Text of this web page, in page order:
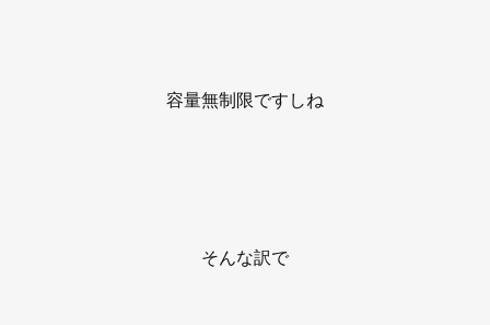
容量無制限ですしね
そんな訳で